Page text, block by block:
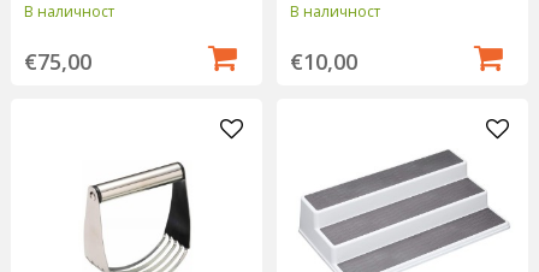
В наличност
€75,00
В наличност
€10,00